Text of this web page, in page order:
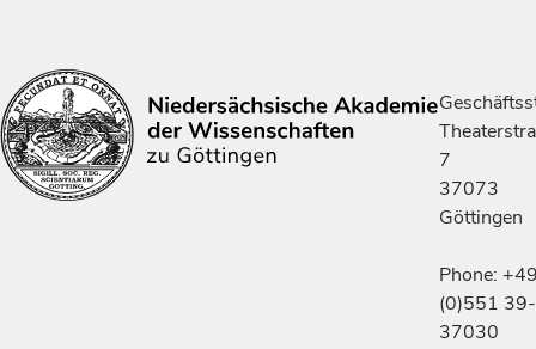
7
37073
Göttingen
Phone:
(0)551 39-
37030